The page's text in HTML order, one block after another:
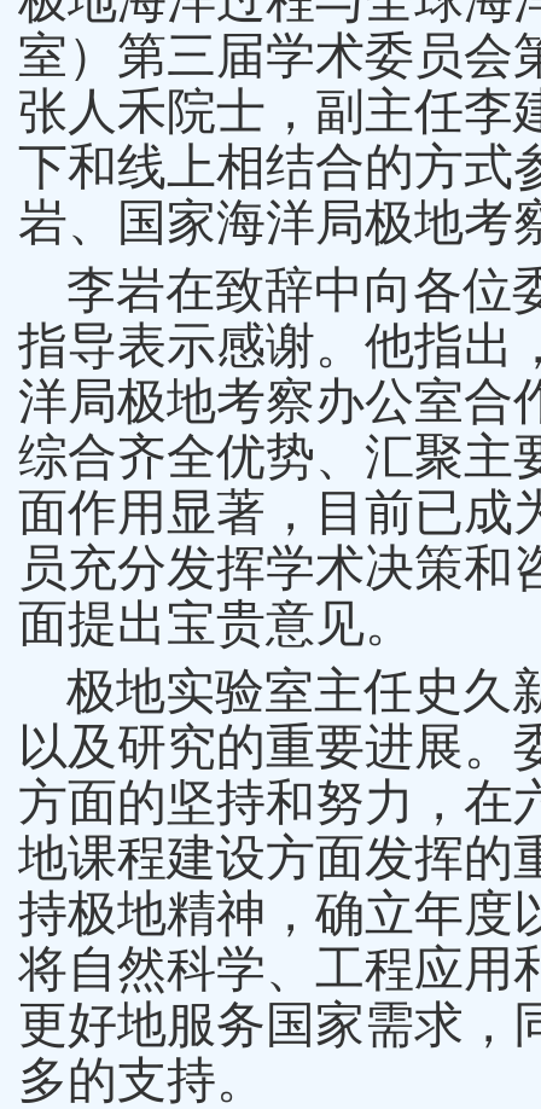
室）第三届学术委员会
张人禾院士，副主任李
下和线上相结合的方式
岩、国家海洋局极地考
李岩在致辞中向各位
指导表示感谢。他指出
洋局极地考察办公室合
综合齐全优势、汇聚主
面作用显著，目前已成
员充分发挥学术决策
面提出宝贵意见。
极地实验室主任史久
以及研究的重要进展。
方面的坚持和努力，在
地课程建设方面发挥的
持极地精神，确立年度
将自然科学、工程应用
更好地服务国家需求，
多的支持。